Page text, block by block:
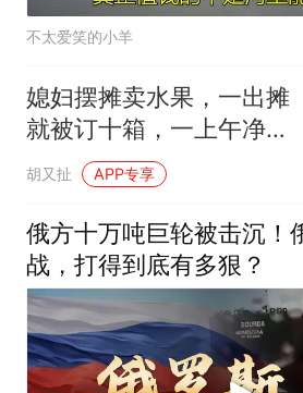
不太爱笑的小羊
媳妇摆摊卖水果，一出摊
就被订十箱，一上午净赚
300块钱
胡又扯 APP专享
俄方十万吨巨轮被击沉！
战，打得到底有多狠？